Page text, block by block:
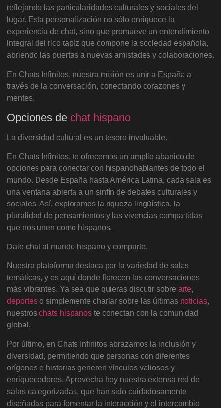
reflejando las particularidades culturales y sociales del
lugar. Esta personalización no sólo enriquece la
experiencia de chat, sino que promueve un entendimiento
integral del rico tapiz que compone la sociedad española,
abriendo las puertas a nuevas amistades y colaboraciones.
En Chats Infinitos, nuestra misión es unir a España a
través de la conversación, conectando corazones y
mentes.
Opciones de chat hispano
La diversidad cultural es un tesoro invaluable.
En Chats Infinitos, te ofrecemos un amplio abanico de
opciones para conectar con hispanohablantes de todo el
mundo. Desde España hasta América Latina, cada sala es
una ventana abierta a un sinfín de debates culturales y
sociales. Así, exploramos la riqueza lingüística, la
pluralidad de pensamientos y las vivencias compartidas
que nos unen como hispanos.
Dale chat al mundo hispano y comparte.
Nuestra plataforma destaca por la variedad de salas
temáticas, y es aquí donde florecen las conversaciones
más vibrantes. Ya sea que quieras discutir sobre arte,
deportes o simplemente charlar sobre las últimas noticias,
nuestros chats hispanos te conectan con la comunidad
global.
Por último, en Chats Infinitos abrazamos la inclusión y
diversidad, permitiendo que personas con diferentes
orígenes e historias generen vínculos valiosos y
enriquecedores. Aprovecha hoy nuestra extensa red de
salas categorizadas, que han sido cuidadosamente
diseñadas para fomentar la interacción y el intercambio